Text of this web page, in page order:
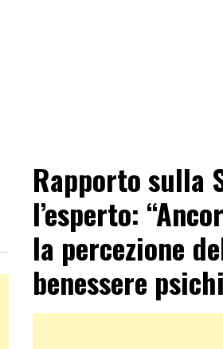
Rapporto sulla
l’esperto:
la percezione
benessere